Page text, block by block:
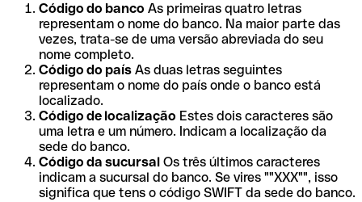
Código do banco As primeiras quatro letras
representam o nome do banco. Na maior parte das
vezes, trata-se de uma versão abreviada do seu
nome completo.
Código do país As duas letras seguintes
representam o nome do país onde o banco está
localizado.
Código de localização Estes dois caracteres são
uma letra e um número. Indicam a localização da
sede do banco.
Código da sucursal Os três últimos caracteres
indicam a sucursal do banco. Se vires ""XXX"", isso
significa que tens o código SWIFT da sede do banco.